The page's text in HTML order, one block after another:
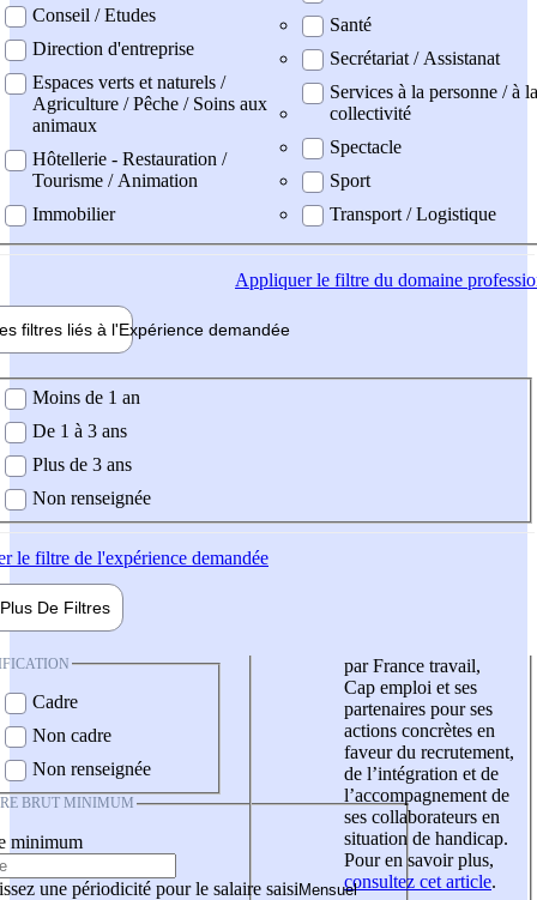
Conseil / Etudes
Direction d'entreprise
Espaces verts et naturels /
Agriculture / Pêche / Soins aux
animaux
Hôtellerie - Restauration /
Tourisme / Animation
Immobilier
Santé
Secrétariat / Assistanat
Services à la personne / à la
collectivité
Spectacle
Sport
Transport / Logistique
Appliquerle filtre du domaine
filtres liés à l'Expérience demandée
demandée
Moins de 1 an
De 1 à 3 ans
Plus de 3 ans
Non renseignée
le filtre de l'expérience demandée
Plus De Filtres
Cadre
Non cadre
Non renseignée
BRUT MINIMUM
minimum
une périodicité pour le salaire saisi
par France travail,
Cap emploi et ses
partenaires pour ses
actions concrètes en
faveur du recrutement,
de l’intégration et de
l’accompagnement de
ses collaborateurs en
situation de handicap.
Pour en savoir plus,
consultez cet article.